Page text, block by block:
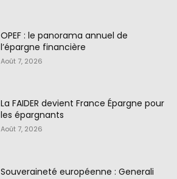
OPEF : le panorama annuel de
l’épargne financière
Août 7, 2026
La FAIDER devient France Épargne pour
les épargnants
Août 7, 2026
Souveraineté européenne : Generali